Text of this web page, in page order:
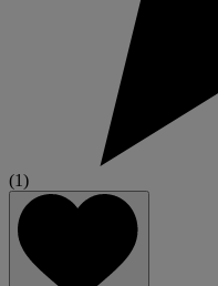
(1)